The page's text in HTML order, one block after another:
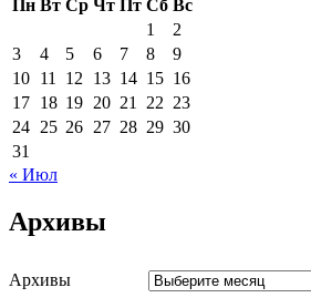
Пн Вт Ср Чт Пт Сб Вс
1
2
3
4 5 6 7 8
9
10 11 12 13 14 15 16
17 18 19 20 21 22 23
24 25 26 27 28 29 30
31
« Июл
Архивы
Архивы